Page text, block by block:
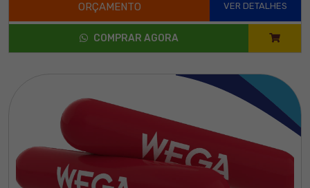
ORÇAMENTO VER DETALHES
COMPRAR AGORA